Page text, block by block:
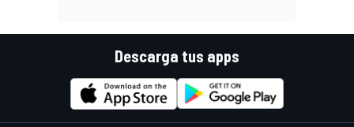
Descarga tus apps